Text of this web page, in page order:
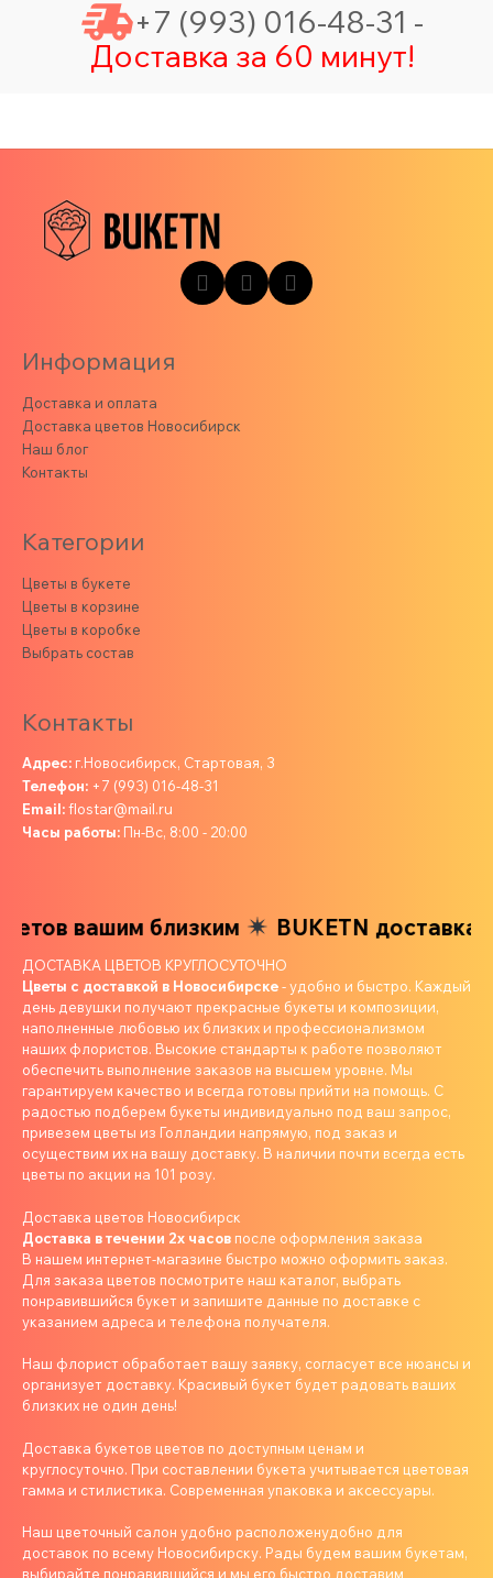
+7 (993) 016-48-31 -
Доставка за 60 минут!
Информация
Доставка и оплата
Доставка цветов Новосибирск
Наш блог
Контакты
Категории
Цветы в букете
Цветы в корзине
Цветы в коробке
Выбрать состав
Контакты
Адрес: г.Новосибирск, Стартовая, 3
Телефон: +7 (993) 016-48-31
Email:flostar@mail.ru
Часы работы: Пн-Вс, 8:00 - 20:00
вашим близким BUKETN доставка
ДОСТАВКА ЦВЕТОВ КРУГЛОСУТОЧНО
Цветы с доставкой в Новосибирске- удобно и быстро. Каждый
день девушки получают прекрасные букеты и композиции,
наполненные любовью их близких и профессионализмом
наших флористов. Высокие стандарты к работе позволяют
обеспечить выполнение заказов на высшем уровне. Мы
гарантируем качество и всегда готовы прийти на помощь. С
радостью подберем букеты индивидуально под ваш запрос,
привезем цветы из Голландии напрямую, под заказ и
осуществим их на вашу доставку. В наличии почти всегда есть
цветы по акции на 101 розу.
Доставка цветов Новосибирск
Доставка в течении 2х часов после оформления заказа
В нашем интернет-магазине быстро можно оформить заказ.
Для заказа цветов посмотрите наш каталог, выбрать
понравившийся букет и запишите данные по доставке с
указанием адреса и телефона получателя.
Наш флорист обработает вашу заявку, согласует все нюансы и
организует доставку. Красивый букет будет радовать ваших
близких не один день!
Доставка букетов цветов по доступным ценам и
круглосуточно. При составлении букета учитывается цветовая
гамма и стилистика. Современная упаковка и аксессуары.
Наш цветочный салон удобно расположенудобно для
доставок по всему Новосибирску. Рады будем вашим букетам,
выбирайте понравившийся и мы его быстро доставим